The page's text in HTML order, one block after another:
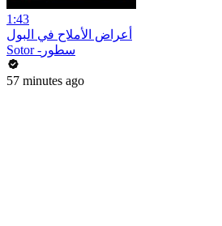
1:43
أعراض الأملاح في البول
Sotor -سطور
57 minutes ago